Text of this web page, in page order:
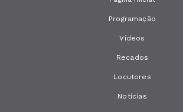
Programação
Vídeos
Recados
Locutores
Notícias